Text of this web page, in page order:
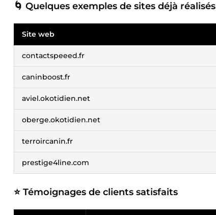
🌀 Quelques exemples de sites déjà réalisés
Site web
contactspeeed.fr
caninboost.fr
aviel.okotidien.net
oberge.okotidien.net
terroircanin.fr
prestige4line.com
⭐ Témoignages de clients satisfaits